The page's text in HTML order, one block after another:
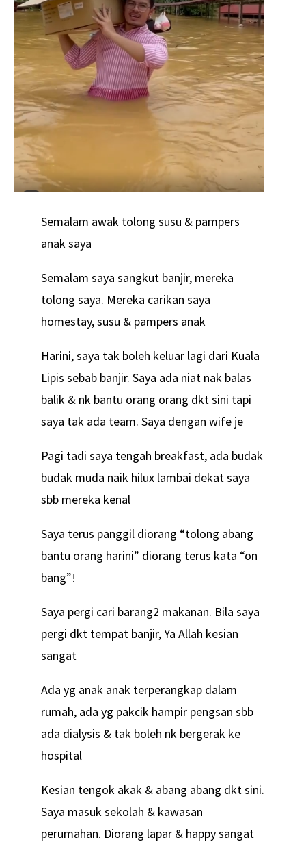
Semalam awak tolong susu & pampers
anak saya
Semalam saya sangkut banjir, mereka
tolong saya. Mereka carikan saya
homestay, susu & pampers anak
Harini, saya tak boleh keluar lagi dari Kuala
Lipis sebab banjir. Saya ada niat nak balas
balik & nk bantu orang orang dkt sini tapi
saya tak ada team. Saya dengan wife je
Pagi tadi saya tengah breakfast, ada budak
budak muda naik hilux lambai dekat saya
sbb mereka kenal
Saya terus panggil diorang “tolong abang
bantu orang harini” diorang terus kata “on
bang”!
Saya pergi cari barang2 makanan. Bila saya
pergi dkt tempat banjir, Ya Allah kesian
sangat
Ada yg anak anak terperangkap dalam
rumah, ada yg pakcik hampir pengsan sbb
ada dialysis & tak boleh nk bergerak ke
hospital
Kesian tengok akak & abang abang dkt sini.
Saya masuk sekolah & kawasan
perumahan. Diorang lapar & happy sangat